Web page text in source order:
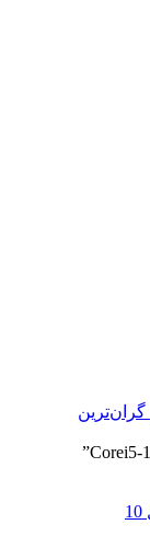
گران‌ترین